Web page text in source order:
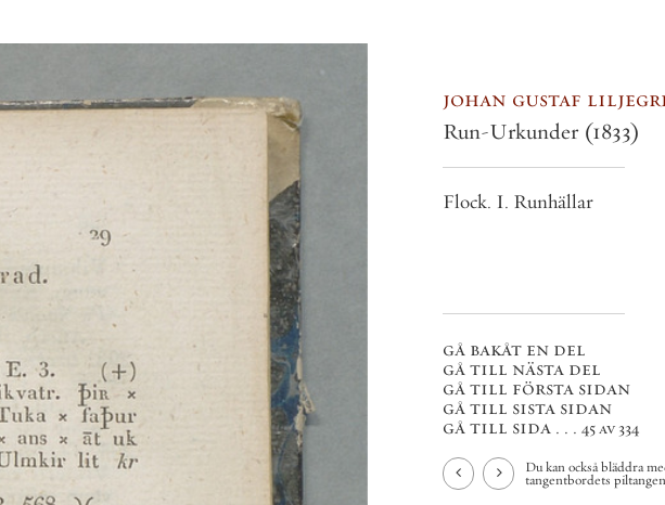
johan gustaf liljegren
Run-Urkunder(1833)
Flock. I. Runhällar
gå bakåt en del
gå till nästa del
gå till första sidan
gå till sista sidan
gå till sida . . .45 av 334
Du kan också bläddra med
tangentbordets piltangenter.